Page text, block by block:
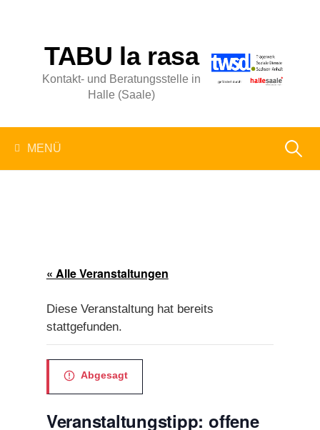
TABU la rasa
Kontakt- und Beratungsstelle in
Halle (Saale)
MENÜ Suchen
« Alle Veranstaltungen
Diese Veranstaltung hat bereits
stattgefunden.
Abgesagt
Veranstaltungstipp: offene